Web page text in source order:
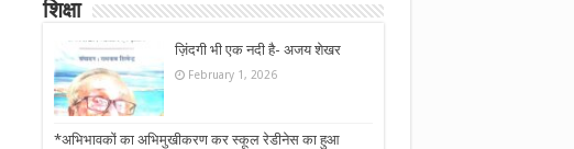
शिक्षा
ज़िंदगी भी एक नदी है- अजय शेखर
February 1, 2026
*अभिभावकों का अभिमुखीकरण कर स्कूल रेडीनेस का हुआ